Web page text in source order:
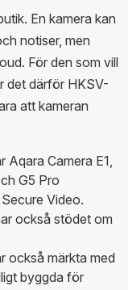
En kamera kan
notiser, men
För den som vill
det därför HKSV-
att kameran
Aqara Camera E1,
G5 Pro
Video.
också stödet om
också märkta med
byggda för